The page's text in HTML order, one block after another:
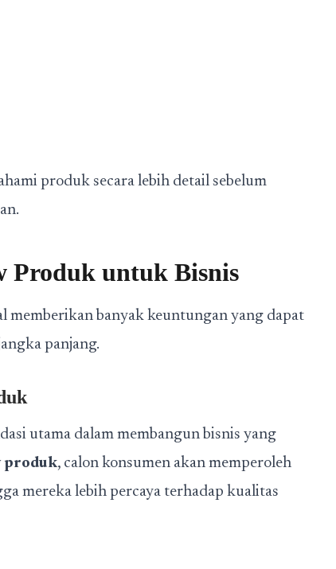
produk secara lebih detail sebelum
Produk untuk Bisnis
memberikan banyak keuntungan yang dapat
panjang.
utama dalam membangun bisnis yang
produk, calon konsumen akan memperoleh
mereka lebih percaya terhadap kualitas